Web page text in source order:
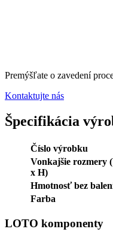
Premýšľate o zavedení
Kontaktujte nás
Špecifikácia
Číslo výrobku
Vonkajšie rozmery
x H)
Hmotnosť bez
Farba
LOTO komponenty